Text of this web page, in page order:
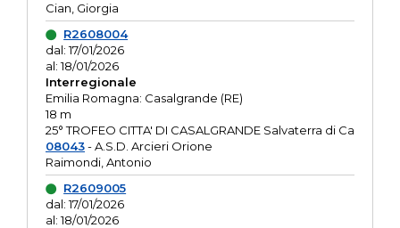
Cian, Giorgia
R2608004
dal: 17/01/2026
al: 18/01/2026
Interregionale
Emilia Romagna: Casalgrande (RE)
18 m
25° TROFEO CITTA' DI CASALGRANDE Salvaterra di Ca
08043- A.S.D. Arcieri Orione
Raimondi, Antonio
R2609005
dal: 17/01/2026
al: 18/01/2026